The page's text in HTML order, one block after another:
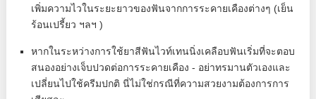
เพิ่มความไวในระยะยาวของฟันจากการระคายเคืองต่างๆ (เย็น
ร้อนเปรี้ยว ฯลฯ )
หากในระหว่างการใช้ยาสีฟันไวท์เทนนิ่งเคลือบฟันเริ่มที่จะตอบ
สนองอย่างเจ็บปวดต่อการระคายเคือง - อย่าทรมานตัวเองและ
เปลี่ยนไปใช้ครีมปกติ นี่ไม่ใช่กรณีที่ความสวยงามต้องการการ